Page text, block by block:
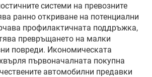
системи на превозните
ранно откриване на потенциални
профилактичната поддръжка,
превръщането на малки
повреди. Икономическата
първоначалната покупна
автомобилни предавки